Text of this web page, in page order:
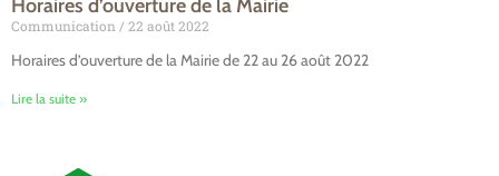
Horaires d’ouverture de la Mairie
Communication 22 août 2022
Horaires d’ouverture de la Mairie de 22 au 26 août 2022
Lire la suite »